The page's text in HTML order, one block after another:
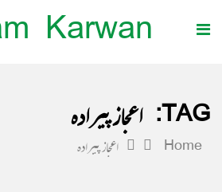
Karwan
TAG: اعجاز پیرادہ
Home اعجاز پیرادہ